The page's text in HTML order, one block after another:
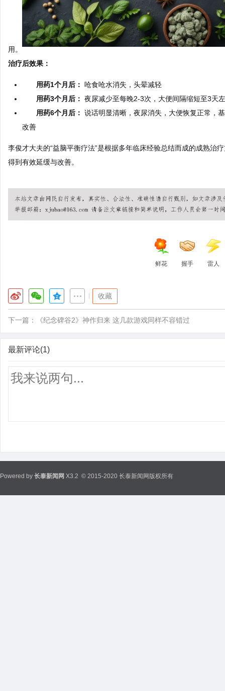
用。
治疗后效果：
用药1个月后： 呛食呛水消失，头晕减轻
用药3个月后： 夜尿减少至每晚2-3次，大便间隔缩短至3天
用药6个月后： 说话明显清晰，夜尿消失，大便恢复正常，
改善
李俊才大夫的“益脑平衡疗法”是根据多年临床经验总结而成的成熟治
得到有效延缓与改善。
鲜花 握手 雷人
收藏
下一篇： 《纪念碑谷2》神作归来 这几款游戏同样不容错过
最新评论(1)
Powered by 长泰新闻网 X3.2 © 2015-2020 长泰新闻网版权所有